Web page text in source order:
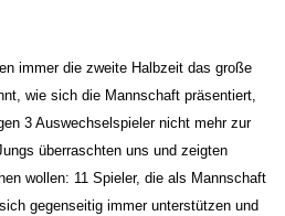
immer die zweite Halbzeit das große
wie sich die Mannschaft präsentiert,
3 Auswechselspieler nicht mehr zur
überraschten uns und zeigten
wollen: 11 Spieler, die als Mannschaft
gegenseitig immer unterstützen und